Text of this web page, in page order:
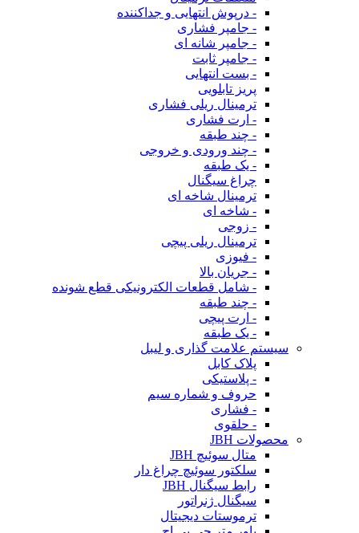
- درپوش انتهایی و جداکننده
- جامپر فشاری
- جامپر شانه ای
- جامپر ثابت
- بست انتهایی
پریز تابلویی
ترمینال ریلی فشاری
- ارت فشاری
- چند طبقه
- چند ورودی و خروجی
- یک طبقه
چراغ سیگنال
ترمینال شاخه ای
- شاخه ای
- زوجی
ترمینال ریلی پیچی
- فیوزی
- جریان بالا
- شامل قطعات الکترونیکی قطع شونده
- چند طبقه
- ارت پیچی
- یک طبقه
سیستم علامت گذاری و لیبل
پلاک کابل
- پلاستیکی
حروف و شماره سیم
- فشاری
- حلقوی
محصولات JBH
متال سوئیچ JBH
سلکتور سوئیچ چراغ دار
رابط سیگنال JBH
سیگنال ژنراتور
ترموستات دیجیتال